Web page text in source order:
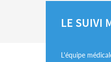
LE SUIVI
L'équipe